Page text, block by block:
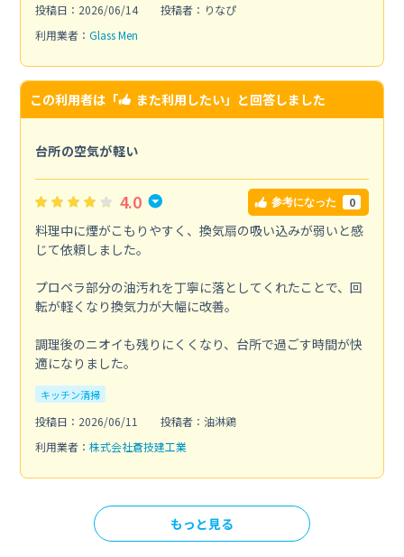
投稿日：2026/06/14
投稿者：りなぴ
利用業者： Glass Men
この利用者は「 また利用したい」と回答しました
台所の空気が軽い
4.0 参考になった 0
料理中に煙がこもりやすく、換気扇の吸い込みが弱いと感
じて依頼しました。
プロペラ部分の油汚れを丁寧に落としてくれたことで、回
転が軽くなり換気力が大幅に改善。
調理後のニオイも残りにくくなり、台所で過ごす時間が快
適になりました。
キッチン清掃
投稿日：2026/06/11
投稿者：油淋鶏
利用業者： 株式会社蒼技建工業
もっと見る